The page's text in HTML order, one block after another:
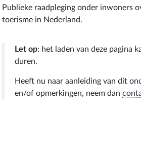
Publieke raadpleging onder inwoners
toerisme in Nederland.
Let op: het laden van deze pagina
duren.
Heeft nu naar aanleiding van dit
en/of opmerkingen, neem dan